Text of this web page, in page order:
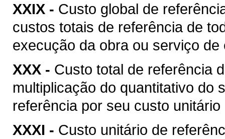
XXIX - Custo global de
custos totais de referência de
execução da obra ou serviço
XXX - Custo total de referência
multiplicação do quantitativo do
referência por seu custo
XXXI - Custo unitário de